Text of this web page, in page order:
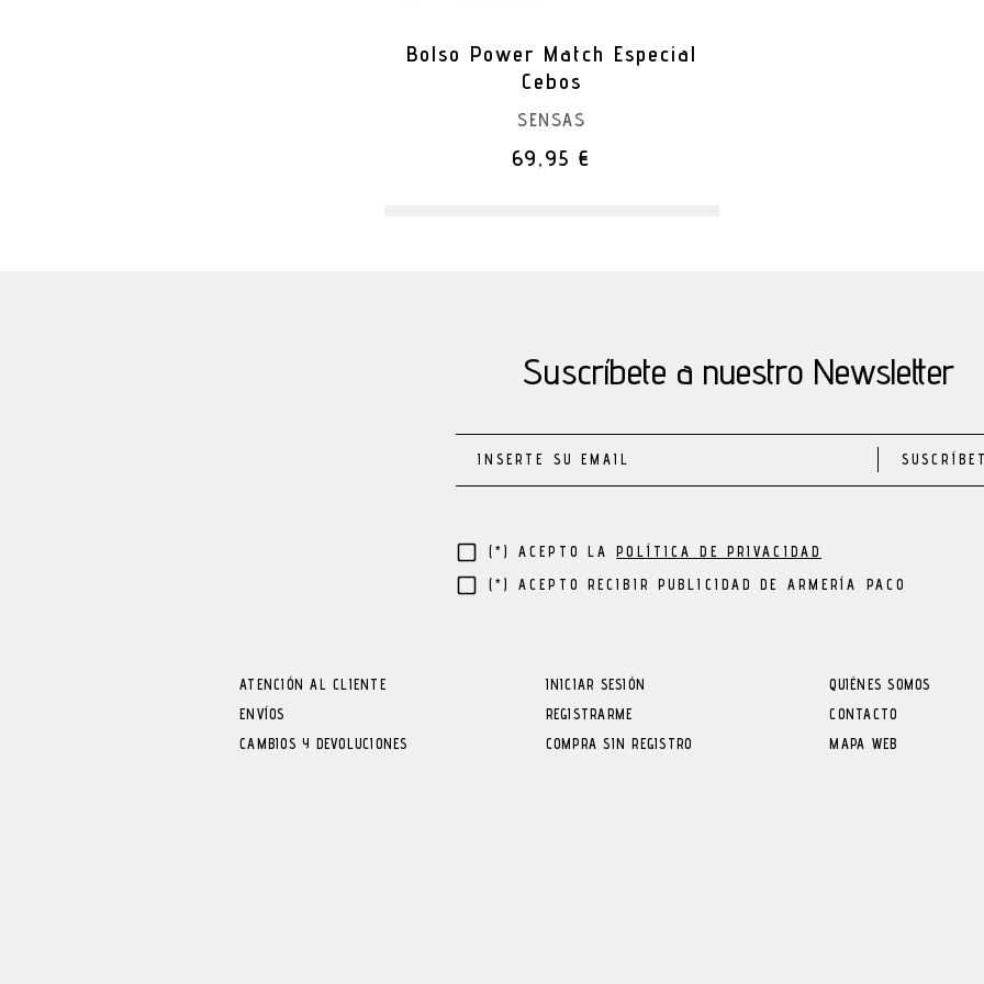
Bolso Power Match Especial
Cebos
SENSAS
69,95 €
Suscríbete a nuestro Newsletter
(*) ACEPTO LAPOLÍTICA DE PRIVACIDAD
(*) ACEPTO RECIBIR PUBLICIDAD DE ARMERÍA PACO
ATENCIÓN AL CLIENTE
ENVÍOS
CAMBIOS Y DEVOLUCIONES
INICIAR SESIÓN
REGISTRARME
COMPRA SIN REGISTRO
QUIÉNES SOMOS
CONTACTO
MAPA WEB